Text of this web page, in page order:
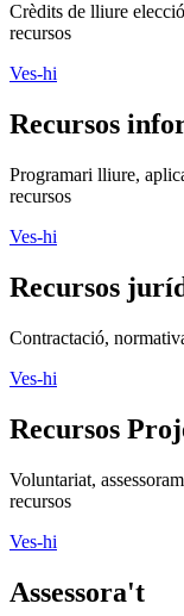
Crèdits de lliure
recursos
Ves-hi
Recursos
Programari lliure,
recursos
Ves-hi
Recursos
Contractació,
Ves-hi
Recursos
Voluntariat,
recursos
Ves-hi
Assessora't